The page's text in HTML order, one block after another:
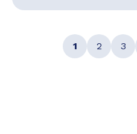
1 2 3